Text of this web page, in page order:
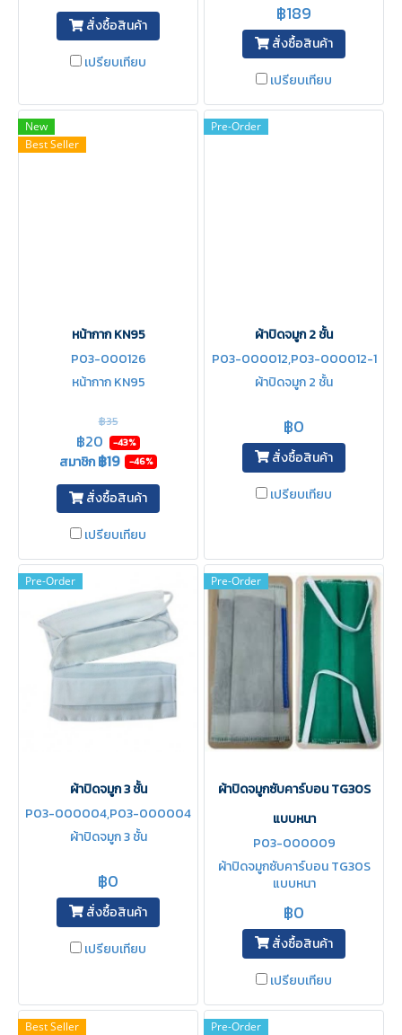
สั่งซื้อสินค้า
เปรียบเทียบ
ประสิทธิภาพในกรองฝุ่นละออง
PM2.5 กลิ่นควัน ละอองเกสร
สารเคมี และ ขนสัตว์
฿189
สั่งซื้อสินค้า
เปรียบเทียบ
New
Best Seller
หน้ากาก KN95
P03-000126
หน้ากาก KN95
฿35
฿20 -43%
สมาชิก฿19 -46%
สั่งซื้อสินค้า
เปรียบเทียบ
Pre-Order
ผ้าปิดจมูก 2 ชั้น
P03-000012,P03-000012-1
ผ้าปิดจมูก 2 ชั้น
฿0
สั่งซื้อสินค้า
เปรียบเทียบ
Pre-Order
ผ้าปิดจมูก 3 ชั้น
P03-000004,P03-000004
-1
ผ้าปิดจมูก 3 ชั้น
฿0
สั่งซื้อสินค้า
เปรียบเทียบ
Pre-Order
ผ้าปิดจมูกซับคาร์บอน TG30S
แบบหนา
P03-000009
ผ้าปิดจมูกซับคาร์บอน TG30S
แบบหนา
฿0
สั่งซื้อสินค้า
เปรียบเทียบ
Best Seller Pre-Order